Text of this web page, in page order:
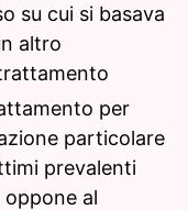
su cui si basava
altro
per
particolare
prevalenti
al